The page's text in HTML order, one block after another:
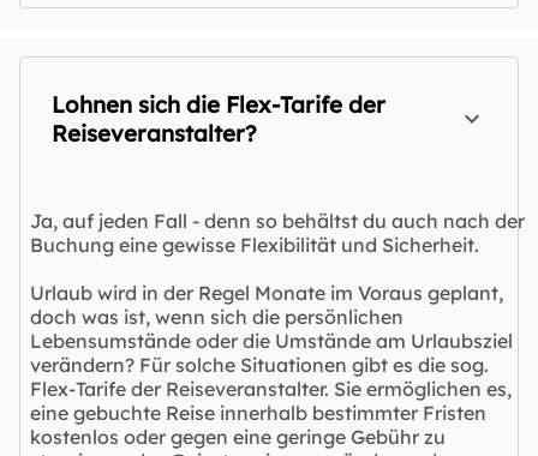
Lohnen sich die Flex-Tarife der
Reiseveranstalter?
Ja, auf jeden Fall - denn so behältst du auch nach der
Buchung eine gewisse Flexibilität und Sicherheit.
Urlaub wird in der Regel Monate im Voraus geplant,
doch was ist, wenn sich die persönlichen
Lebensumstände oder die Umstände am Urlaubsziel
verändern? Für solche Situationen gibt es die sog.
Flex-Tarife der Reiseveranstalter. Sie ermöglichen es,
eine gebuchte Reise innerhalb bestimmter Fristen
kostenlos oder gegen eine geringe Gebühr zu